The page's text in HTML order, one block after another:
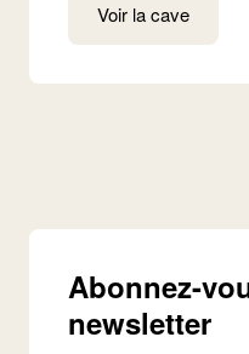
Voir la cave
Abonnez-
newsletter